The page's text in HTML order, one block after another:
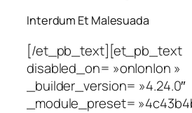
Interdum Et Malesuada
[/et_pb_text][et_pb_text
disabled_on= »on|on|on »
_builder_version= »4.24.0″
_module_preset=